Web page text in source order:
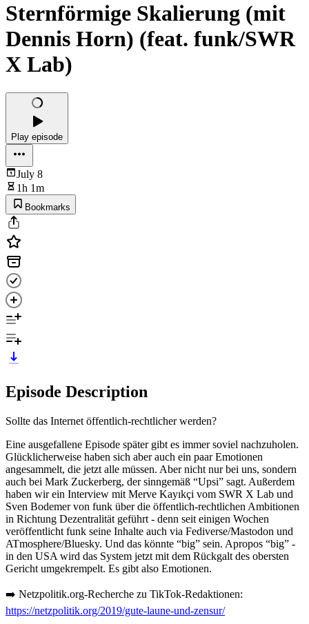
Sternförmige Skalierung (mit
Dennis Horn) (feat. funk/SWR
X Lab)
Play episode
July 8
1h 1m
Bookmarks
Episode Description
Sollte das Internet öffentlich-rechtlicher werden?
Eine ausgefallene Episode später gibt es immer soviel nachzuholen.
Glücklicherweise haben sich aber auch ein paar Emotionen
angesammelt, die jetzt alle müssen. Aber nicht nur bei uns, sondern
auch bei Mark Zuckerberg, der sinngemäß “Upsi” sagt. Außerdem
haben wir ein Interview mit Merve Kayıkçi vom SWR X Lab und
Sven Bodemer von funk über die öffentlich-rechtlichen Ambitionen
in Richtung Dezentralität geführt - denn seit einigen Wochen
veröffentlicht funk seine Inhalte auch via Fediverse/Mastodon und
ATmosphere/Bluesky. Und das könnte “big” sein. Apropos “big” -
in den USA wird das System jetzt mit dem Rückgalt des obersten
Gericht umgekrempelt. Es gibt also Emotionen.
➡️ Netzpolitik.org-Recherche zu TikTok-Redaktionen:
https://netzpolitik.org/2019/gute-laune-und-zensur/